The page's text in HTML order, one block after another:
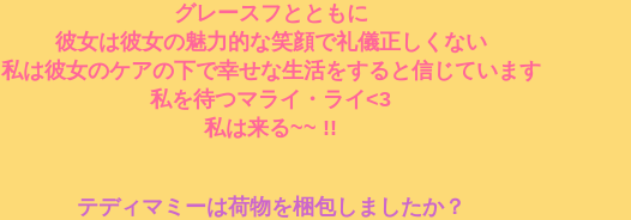
グレースフとともに
彼女は彼女の魅力的な笑顔で礼儀正しくない
私は彼女のケアの下で幸せな生活をすると信じています
私を待つマライ・ライ<3
私は来る~~ !!
テディマミーは荷物を梱包しましたか？